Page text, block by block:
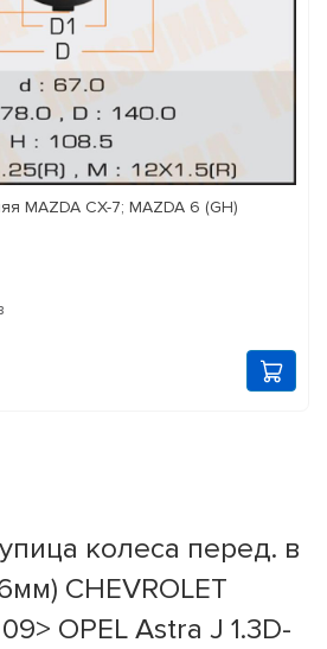
MAZDA CX-7; MAZDA 6 (GH)
колеса перед. в
CHEVROLET
OPEL Astra J 1.3D-